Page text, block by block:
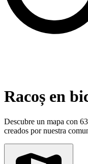
Racoș en
Descubre un mapa con
creados por nuestra